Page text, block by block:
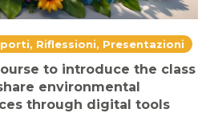
Riflessioni, Presentazioni
to introduce the class
environmental
through digital tools